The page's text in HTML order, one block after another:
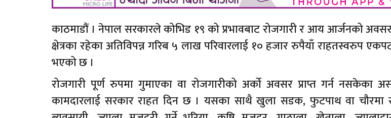
काठमाडौं । नेपाल सरकारले कोभिड १९ को प्रभावबाट रोजगारी र आय आर्जनको
क्षेत्रका रहेका अतिविपन्न गरिब ५ लाख परिवारलाई १० हजार रुपैयाँ राहतस्वरुप
भएको छ ।
रोजगारी पूर्ण रुपमा गुमाएका वा रोजगारीको अर्को अवसर प्राप्त गर्न नसकेका
कामदारलाई सरकार राहत दिन छ । यसका साथै खुला सडक, फुटपाथ वा चौरमा